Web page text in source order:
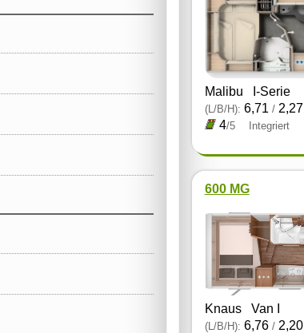
Malibu I-Serie
(L/B/H): 6,71 /2,27
4/5 Integriert
600 MG
Knaus Van I
(L/B/H): 6,76 /2,20